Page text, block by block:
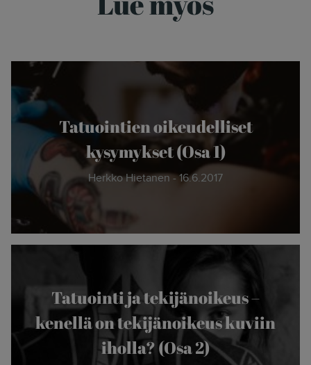
Tatuointien oikeudelliset
kysymykset (Osa 1)
Herkko Hietanen - 16.6.2017
Tatuointi ja tekijänoikeus –
kenellä on tekijänoikeus kuviin
iholla? (Osa 2)